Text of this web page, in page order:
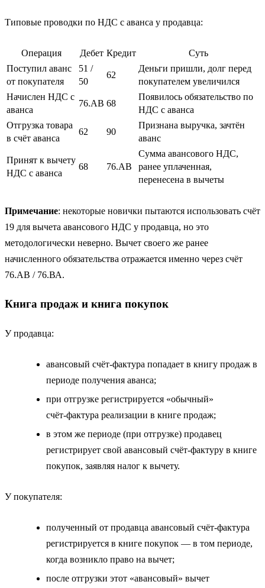
Типовые проводки по НДС с аванса у продавца:
Операция Дебет Кредит
Суть
Поступил аванс
от покупателя
51 /
50
62
Деньги пришли, долг перед
покупателем увеличился
Начислен НДС с
аванса
76.АВ 68
Появилось обязательство по
НДС с аванса
Отгрузка товара
в счёт аванса
62 90
Признана выручка, зачтён
аванс
Принят к вычету
НДС с аванса
68 76.АВ
Сумма авансового НДС,
ранее уплаченная,
перенесена в вычеты
Примечание: некоторые новички пытаются использовать счёт
19 для вычета авансового НДС у продавца, но это
методологически неверно. Вычет своего же ранее
начисленного обязательства отражается именно через счёт
76.АВ / 76.ВА.
Книга продаж и книга покупок
У продавца:
авансовый счёт‑фактура попадает в книгу продаж в
периоде получения аванса;
при отгрузке регистрируется «обычный»
счёт‑фактура реализации в книге продаж;
в этом же периоде (при отгрузке) продавец
регистрирует свой авансовый счёт-фактуру в книге
покупок, заявляя налог к вычету.
У покупателя:
полученный от продавца авансовый счёт‑фактура
регистрируется в книге покупок — в том периоде,
когда возникло право на вычет;
после отгрузки этот «авансовый» вычет